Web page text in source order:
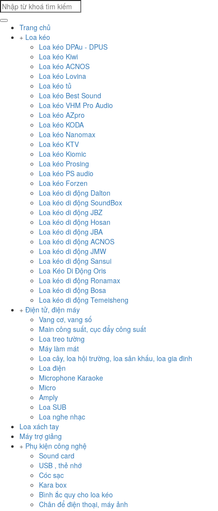
Trang chủ
Loa kéo
Loa kéo DPAu - DPUS
Loa kéo Kiwi
Loa kéo ACNOS
Loa kéo Lovina
Loa kéo tủ
Loa kéo Best Sound
Loa kéo VHM Pro Audio
Loa kéo AZpro
Loa kéo KODA
Loa kéo Nanomax
Loa kéo KTV
Loa kéo Kiomic
Loa kéo Prosing
Loa kéo PS audio
Loa kéo Forzen
Loa kéo di động Dalton
Loa kéo di động SoundBox
Loa kéo di động JBZ
Loa kéo di động Hosan
Loa kéo di động JBA
Loa kéo di động ACNOS
Loa kéo di động JMW
Loa kéo di động Sansui
Loa Kéo Di Động Oris
Loa kéo di động Ronamax
Loa kéo di động Bosa
Loa kéo di động Temeisheng
Điện tử, điện máy
Vang cơ, vang số
Main công suất, cục đẩy công suất
Loa treo tường
Máy làm mát
Loa cây, loa hội trường, loa sân khấu, loa gia đinh
Loa điện
Microphone Karaoke
Micro
Amply
Loa SUB
Loa nghe nhạc
Loa xách tay
Máy trợ giảng
Phụ kiện công nghệ
Sound card
USB , thẻ nhớ
Cóc sạc
Kara box
Bình ắc quy cho loa kéo
Chân để điện thoại, máy ảnh